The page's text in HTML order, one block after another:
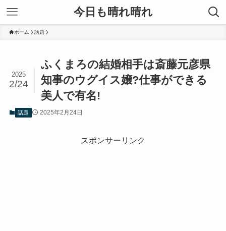
今日も晴れ晴れ
ホーム 話題
ふくまろの結婚相手は斎藤元彦県
知事のウグイス嬢?仕事ができる
美人で有名!
2025
2/24
話題 2025年2月24日
スポンサーリンク